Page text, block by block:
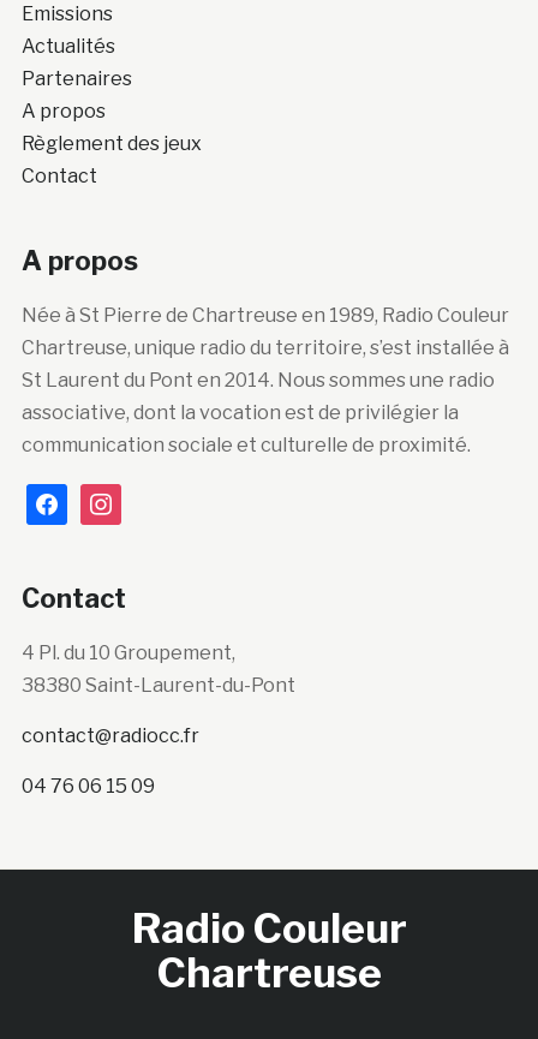
Emissions
Actualités
Partenaires
A propos
Règlement des jeux
Contact
A propos
Née à St Pierre de Chartreuse en 1989, Radio Couleur
Chartreuse, unique radio du territoire, s’est installée à
St Laurent du Pont en 2014. Nous sommes une radio
associative, dont la vocation est de privilégier la
communication sociale et culturelle de proximité.
facebookinstagram
Contact
4 Pl. du 10 Groupement,
38380 Saint-Laurent-du-Pont
contact@radiocc.fr
04 76 06 15 09
Radio Couleur
Chartreuse